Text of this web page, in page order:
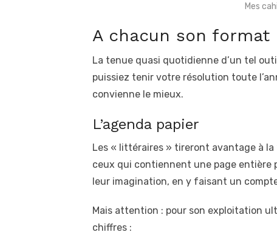
Mes
A chacun son format
La tenue quasi quotidienne d’un tel
puissiez tenir votre résolution toute
convienne le mieux.
L’agenda papier
Les « littéraires » tireront avantage à la
ceux qui contiennent une page entière
leur imagination, en y faisant un
Mais attention : pour son exploitation
chiffres :